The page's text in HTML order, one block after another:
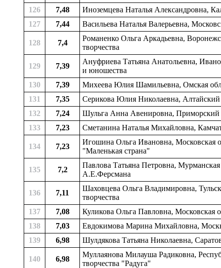
126
7,48
Иноземцева Наталья Александровна,
127
7,44 Васильева Наталья Валерьевна,
128 7,4
Романенко Ольга Аркадьевна,
творчества
129 7,39
Ануфриева Татьяна Анатольевна,
и юношества
130
7,39
Михеева Юлия Шамильевна, Омская
131
7,35
Серикова Юлия Николаевна, Алтайский
132
7,24
Шульга Анна Авенировна, Приморский
133
7,23 Сметанина Наталья Михайловна,
134 7,23
Игошина Ольга Ивановна, Московская
"Маленькая страна"
135 7,2
Павлова Татьяна Петровна,
А.Е.Ферсмана
136 7,11
Шаховцева Ольга Владимировна,
творчества
137
7,08
Куликова Ольга Павловна, Московская
138
7,03
Евдокимова Марина Михайловна,
139
6,98 Шулдякова Татьяна Николаевна,
140 6,98
Муллаянова Милауша Радиковна,
творчества "Радуга"